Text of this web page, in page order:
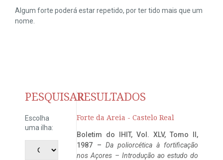
Algum forte poderá estar repetido, por ter tido mais que um
nome.
PESQUISAR
Escolha
uma ilha:
RESULTADOS
Forte da Areia - Castelo Real
Boletim do IHIT, Vol. XLV, Tomo II,
1987 – Da poliorcética à fortificação
nos Açores – Introdução ao estudo do